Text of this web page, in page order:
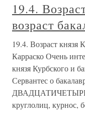
19.4.
возраст
19.4. Возраст князя
Карраско Очень
князя Курбского и
Сервантес о
круглолиц, курнос,